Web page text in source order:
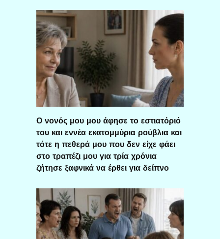
Ο νονός μου μου άφησε το εστιατόριό
του και εννέα εκατομμύρια ρούβλια και
τότε η πεθερά μου που δεν είχε φάει
στο τραπέζι μου για τρία χρόνια
ζήτησε ξαφνικά να έρθει για δείπνο